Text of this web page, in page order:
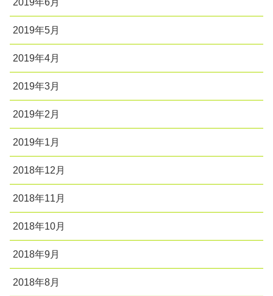
2019年6月
2019年5月
2019年4月
2019年3月
2019年2月
2019年1月
2018年12月
2018年11月
2018年10月
2018年9月
2018年8月